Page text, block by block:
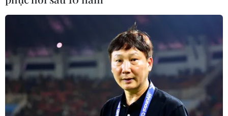
Australia hoàn thiện dự luật buộc các
nền tảng số trả phí cho báo chí
Nhịp cầu báo chí, lý luận Việt Nam-
Anh
01/08/2026 15:47